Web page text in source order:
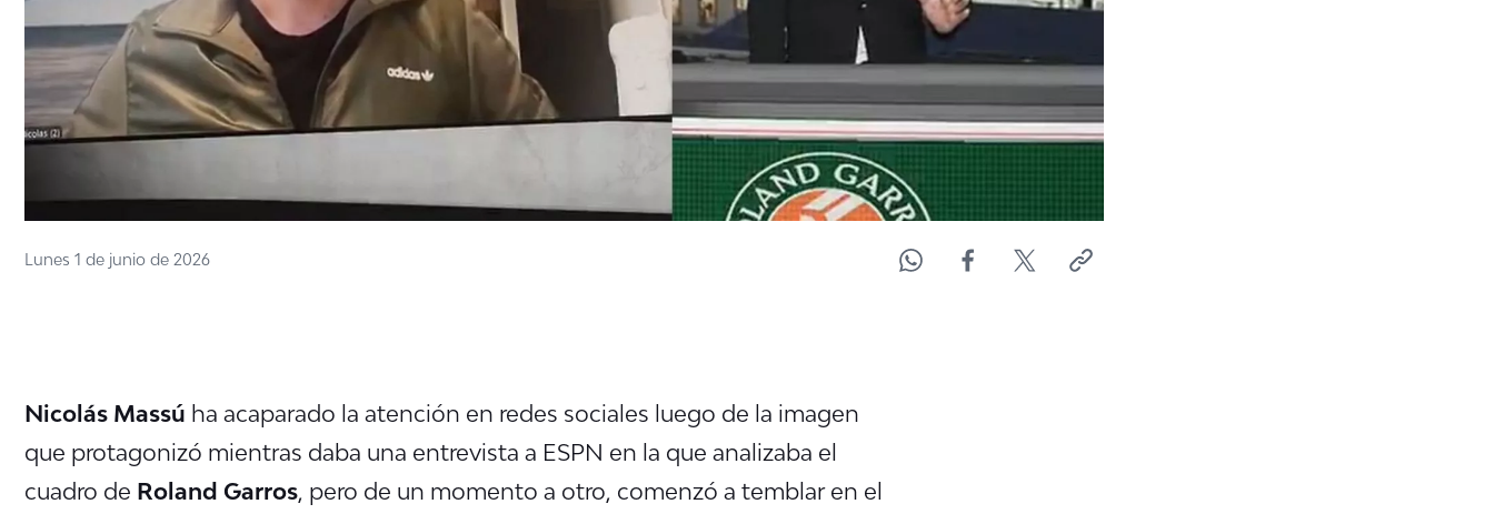
Lunes 1 de junio de 2026
Nicolás Massú ha acaparado la atención en redes sociales luego de la imagen
que protagonizó mientras daba una entrevista a ESPN en la que analizaba el
cuadro de Roland Garros , pero de un momento a otro, comenzó a temblar en el